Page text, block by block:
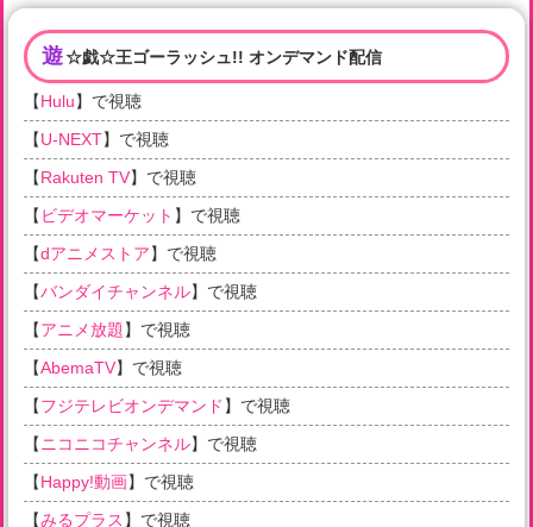
遊☆戯☆王ゴーラッシュ!! オンデマンド配信
【Hulu】で視聴
【U-NEXT】で視聴
【Rakuten TV】で視聴
【 ビデオマーケット 】で視聴
【dアニメストア】で視聴
【バンダイチャンネル】で視聴
【アニメ放題】で視聴
【AbemaTV】で視聴
【フジテレビオンデマンド 】で視聴
【ニコニコチャンネル】で視聴
【Happy!動画】で視聴
【みるプラス 】で視聴